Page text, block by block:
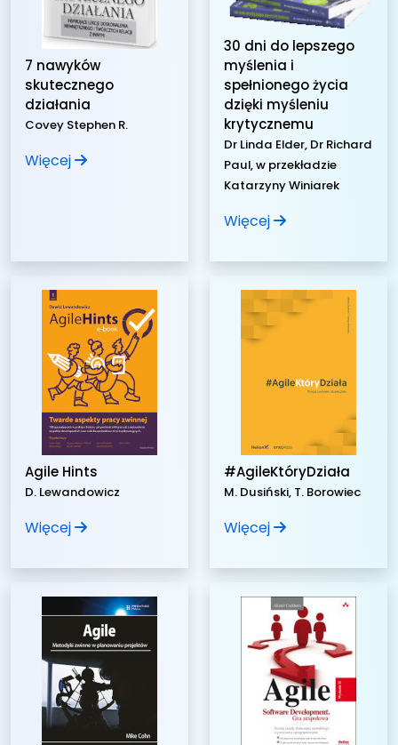
7 nawyków
skutecznego
działania
Covey Stephen R.
Więcej
30 dni do lepszego
myślenia i
spełnionego życia
dzięki myśleniu
krytycznemu
Dr Linda Elder, Dr Richard
Paul, w przekładzie
Katarzyny Winiarek
Więcej
Agile Hints
D. Lewandowicz
Więcej
#AgileKtóryDziała
M. Dusiński, T. Borowiec
Więcej